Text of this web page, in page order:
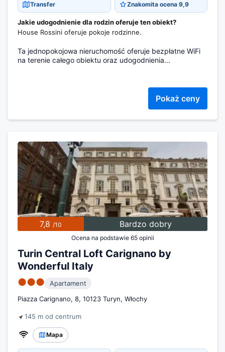
Transfer Znakomita ocena 9,9
Jakie udogodnienie dla rodzin oferuje ten obiekt?
House Rossini oferuje pokoje rodzinne.
Ta jednopokojowa nieruchomość oferuje bezpłatne WiFi
na terenie całego obiektu oraz udogodnienia...
Pokaż ceny
7,8 /10 Bardzo dobry
Ocena na podstawie 65 opinii
Turin Central Loft Carignano by
Wonderful Italy
●●●
Apartament
Piazza Carignano, 8, 10123 Turyn, Włochy
145 m od centrum
Mapa